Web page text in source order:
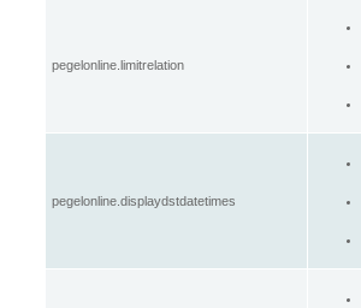
pegelonline.limitrelation
pegelonline.displaydstdatetimes